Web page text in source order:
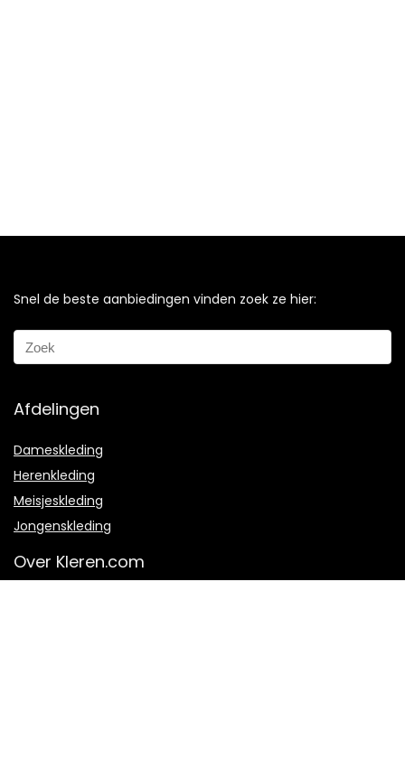
Snel de beste aanbiedingen vinden zoek ze hier:
Afdelingen
Dameskleding
Herenkleding
Meisjeskleding
Jongenskleding
Over Kleren.com